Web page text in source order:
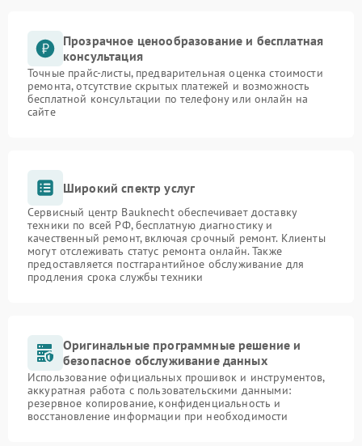
Прозрачное ценообразование и бесплатная
консультация
Точные прайс-листы, предварительная оценка стоимости
ремонта, отсутствие скрытых платежей и возможность
бесплатной консультации по телефону или онлайн на
сайте
Широкий спектр услуг
Сервисный центр Bauknecht обеспечивает доставку
техники по всей РФ, бесплатную диагностику и
качественный ремонт, включая срочный ремонт. Клиенты
могут отслеживать статус ремонта онлайн. Также
предоставляется постгарантийное обслуживание для
продления срока службы техники
Оригинальные программные решение и
безопасное обслуживание данных
Использование официальных прошивок и инструментов,
аккуратная работа с пользовательскими данными:
резервное копирование, конфиденциальность и
восстановление информации при необходимости